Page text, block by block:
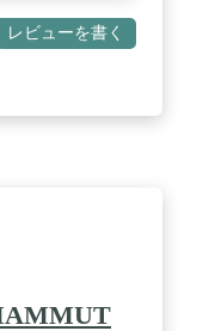
レビューを書く